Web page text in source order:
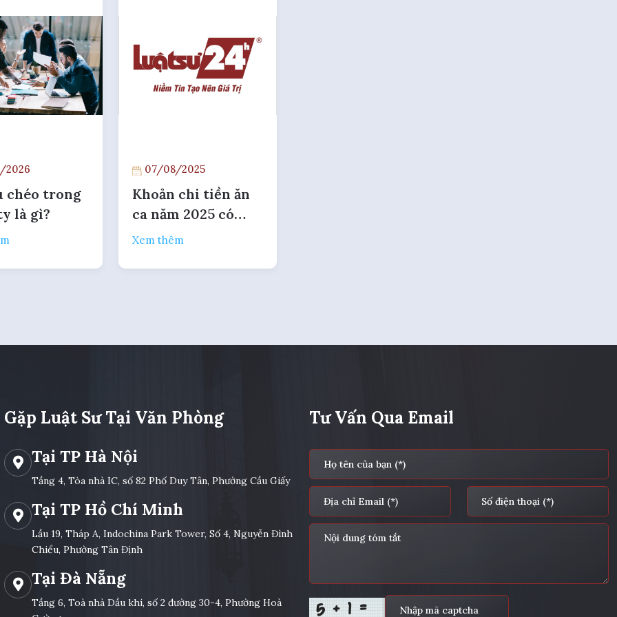
chéo trong
là gì?
07/08/2025
Khoản chi tiền ăn
ca năm 2025 có
chịu thuế thu nhập
Xem thêm
Gặp Luật Sư Tại Văn Phòng
Tại TP Hà Nội
Tầng 4, Tòa nhà IC, số 82 Phố Duy Tân, Phường Cầu Giấy
Tại TP Hồ Chí Minh
Lầu 19, Tháp A, Indochina Park Tower, Số 4, Nguyễn Đình
Chiểu, Phường Tân Định
Tại Đà Nẵng
Tầng 6, Toà nhà Dầu khí, số 2 đường 30-4, Phường Hoà
Tư Vấn Qua Email